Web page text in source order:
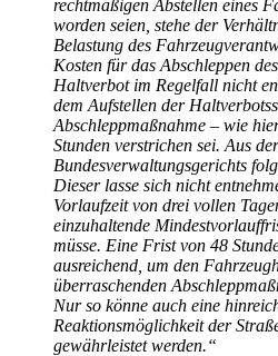
rechtmäßigen Abstellen eines
worden seien, stehe der
Belastung des
Kosten für das Abschleppen
Haltverbot im Regelfall nicht
dem Aufstellen der
Abschleppmaßnahme – wie
Stunden verstrichen sei. Aus
Bundesverwaltungsgerichts
Dieser lasse sich nicht
Vorlaufzeit von drei vollen
einzuhaltende
müsse. Eine Frist von 48
ausreichend, um den
überraschenden
Nur so könne auch eine
Reaktionsmöglichkeit der
gewährleistet werden.“